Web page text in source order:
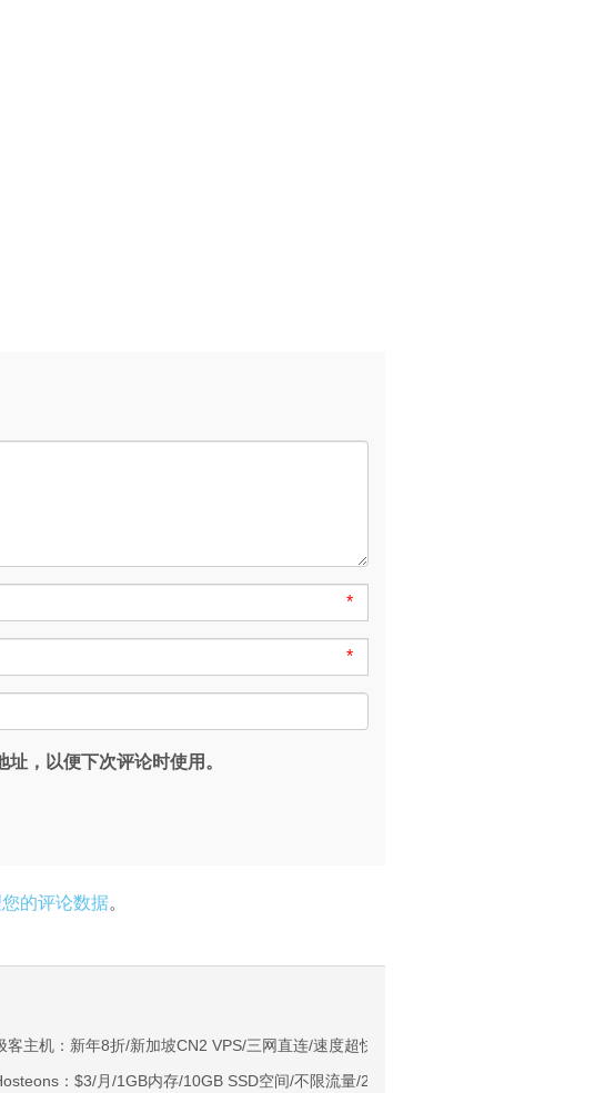
*
*
，以便下次评论时使用。
的评论数据。
不限流量/免费CNIX/支持主流AI访问
4T流量
客主机：新年8折/新加坡CN2 VPS/三网直连/速度超快
：$3/月/1GB内存/10GB SSD空间/不限流量/200Mbps/KVM/洛杉矶